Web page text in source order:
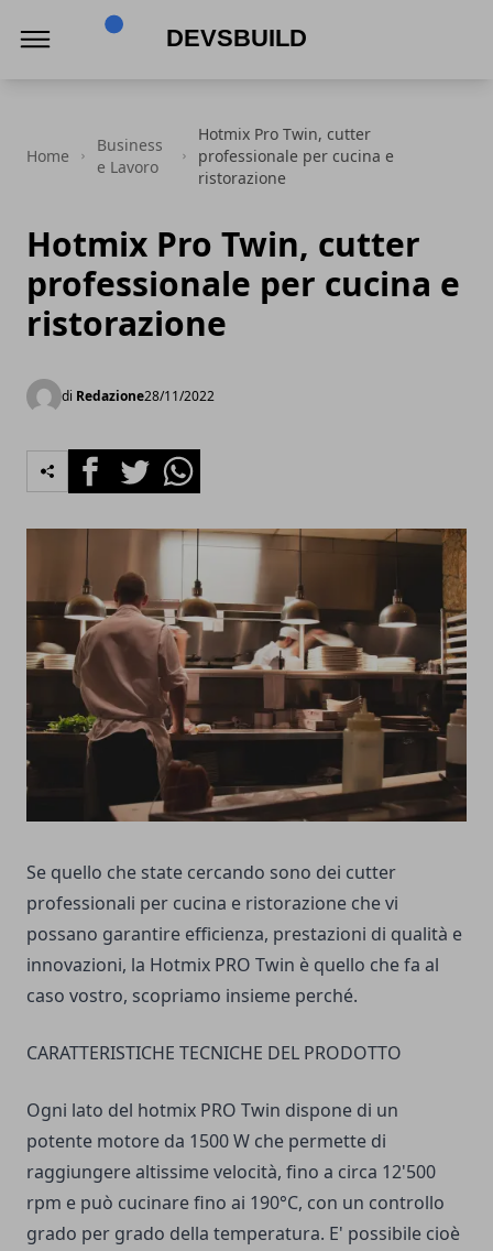
Home
Business
e Lavoro
Hotmix Pro Twin, cutter
professionale per cucina e
ristorazione
Hotmix Pro Twin, cutter
professionale per cucina e
ristorazione
di Redazione28/11/2022
FacebookTwitterWhatsapp
Se quello che state cercando sono dei cutter
professionali per cucina e ristorazione che vi
possano garantire efficienza, prestazioni di qualità e
innovazioni, la Hotmix PRO Twin è quello che fa al
caso vostro, scopriamo insieme perché.
CARATTERISTICHE TECNICHE DEL PRODOTTO
Ogni lato del hotmix PRO Twin dispone di un
potente motore da 1500 W che permette di
raggiungere altissime velocità, fino a circa 12'500
rpm e può cucinare fino ai 190°C, con un controllo
grado per grado della temperatura. E' possibile cioè